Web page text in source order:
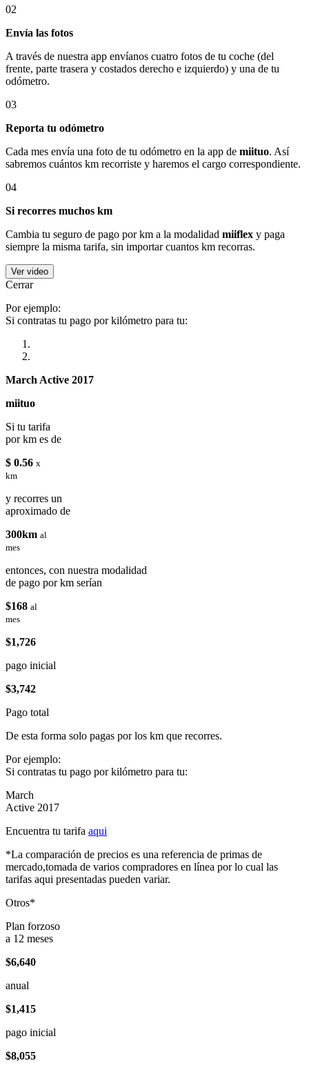
02
Envía las fotos
A través de nuestra app envíanos cuatro fotos de tu coche (del
frente, parte trasera y costados derecho e izquierdo) y una de tu
odómetro.
03
Reporta tu odómetro
Cada mes envía una foto de tu odómetro en la app de miituo. Así
sabremos cuántos km recorriste y haremos el cargo correspondiente.
04
Si recorres muchos km
Cambia tu seguro de pago por km a la modalidad miiflex y paga
siempre la misma tarifa, sin importar cuantos km recorras.
Ver video
Cerrar
Por ejemplo:
Si contratas tu pago por kilómetro para tu:
March Active 2017
miituo
Si tu tarifa
por km es de
$ 0.56 x
km
y recorres un
aproximado de
300km al
mes
entonces, con nuestra modalidad
de pago por km serían
$168 al
mes
$1,726
pago inicial
$3,742
Pago total
De esta forma solo pagas por los km que recorres.
Por ejemplo:
Si contratas tu pago por kilómetro para tu:
March
Active 2017
Encuentra tu tarifa aqui
*La comparación de precios es una referencia de primas de
mercado,tomada de varios compradores en línea por lo cual las
tarifas aqui presentadas pueden variar.
Otros*
Plan forzoso
a 12 meses
$6,640
anual
$1,415
pago inicial
$8,055